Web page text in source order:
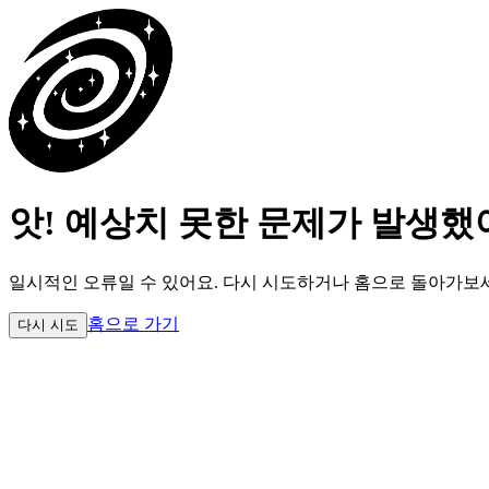
앗! 예상치 못한 문제가 발생했
일시적인 오류일 수 있어요. 다시 시도하거나 홈으로 돌아가보
다시 시도 홈으로 가기